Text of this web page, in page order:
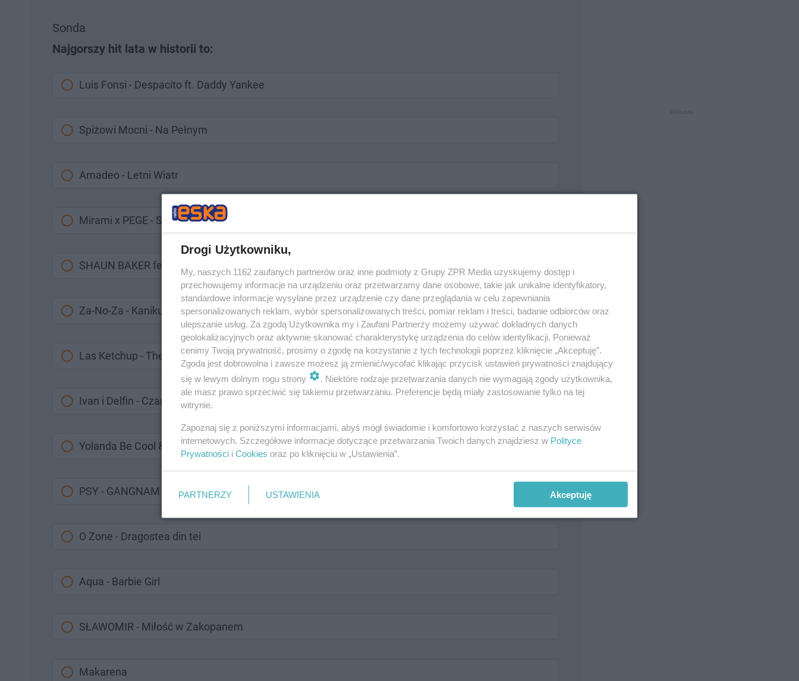
Sonda
Najgorszy hit lata w historii to:
Luis Fonsi - Despacito ft. Daddy Yankee
Spiżowi Mocni - Na Pełnym
Amadeo - Letni Wiatr
Mirami x PEGE - Seksualna Niebezpieczna
SHAUN BAKER feat Malloy - Hey Hi Hello
Za-No-Za - Kanikuły
Las Ketchup - The Ketchup (Asereje)
Ivan i Delfin - Czarne oczy
Yolanda Be Cool & DCUP - We No Speak Americano
PSY - GANGNAM STYLE
O Zone - Dragostea din tei
Aqua - Barbie Girl
SŁAWOMIR - Miłość w Zakopanem
Makarena
Drogi Użytkowniku,
My, naszych 1162 zaufanych partnerów oraz inne podmioty z Grupy ZPR Media uzyskujemy dostęp i
przechowujemy informacje na urządzeniu oraz przetwarzamy dane osobowe, takie jak unikalne identyfikatory,
standardowe informacje wysyłane przez urządzenie czy dane przeglądania w celu zapewniania
spersonalizowanych reklam, wybór spersonalizowanych treści, pomiar reklam i treści, badanie odbiorców oraz
ulepszanie usług. Za zgodą Użytkownika my i Zaufani Partnerzy możemy używać dokładnych danych
geolokalizacyjnych oraz aktywnie skanować charakterystykę urządzenia do celów identyfikacji. Ponieważ
cenimy Twoją prywatność, prosimy o zgodę na korzystanie z tych technologii poprzez kliknięcie „Akceptuję”.
Zgoda jest dobrowolna i zawsze możesz ją zmienić/wycofać klikając przycisk ustawień prywatności znajdujący
się w lewym dolnym rogu strony
. Niektóre rodzaje przetwarzania danych nie wymagają zgody użytkownika,
ale masz prawo sprzeciwić się takiemu przetwarzaniu. Preferencje będą miały zastosowanie tylko na tej
witrynie.
Zapoznaj się z poniższymi informacjami, abyś mógł świadomie i komfortowo korzystać z naszych serwisów
internetowych. Szczegółowe informacje dotyczące przetwarzania Twoich danych znajdziesz w Polityce
Prywatności i Cookies oraz po kliknięciu w „Ustawienia”.
PARTNERZY USTAWIENIA Akceptuję